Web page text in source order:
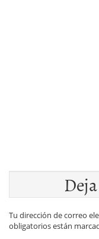
Tu dirección de correo
obligatorios están